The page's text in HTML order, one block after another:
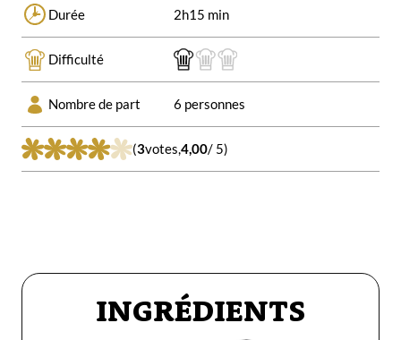
Durée 2h15 min
Difficulté
Nombre de part 6 personnes
(3votes,4,00/ 5)
INGRÉDIENTS